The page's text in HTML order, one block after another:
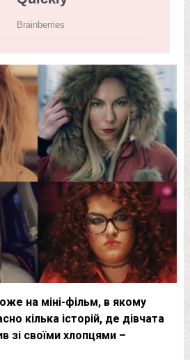
на міні-фільм, в якому
кілька історій, де дівчата
зі своїми хлопцями –